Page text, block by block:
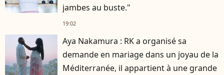
jambes au buste."
19:02
Aya Nakamura : RK a organisé sa
demande en mariage dans un joyau de la
Méditerranée, il appartient à une grande